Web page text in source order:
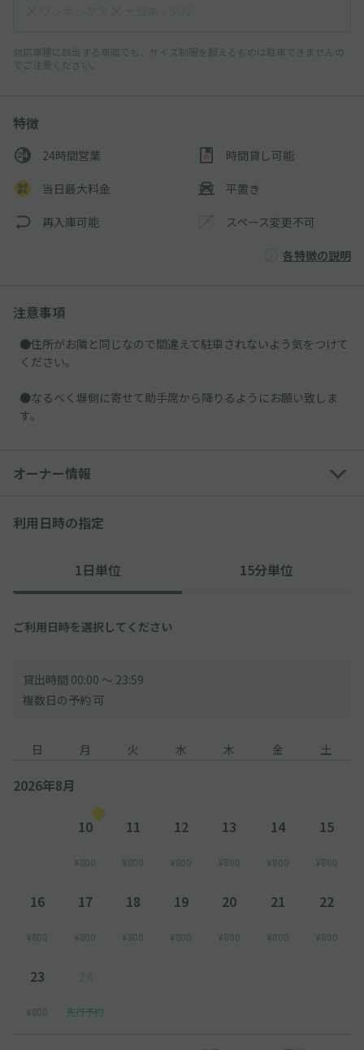
対応車種に該当する車両でも、サイズ制限を超えるものは駐車できませんの
でご注意ください。
特徴
24時間営業 時間貸し可能
当日最大料金 平置き
再入庫可能 スペース変更不可
各特徴の説明
注意事項
●住所がお隣と同じなので間違えて駐車されないよう気をつけて
ください。
●なるべく塀側に寄せて助手席から降りるようにお願い致しま
す。
オーナー情報
利用日時の指定
1日単位 15分単位
ご利用日時を選択してください
貸出時間 00:00 〜 23:59
複数日の予約 可
日 月 火 水 木 金 土
2026年8月
10
¥800
11
¥800
12
¥800
13
¥800
14
¥800
15
¥800
16
¥800
17
¥800
18
¥800
19
¥800
20
¥800
21
¥800
22
¥800
23
¥800 先行予約